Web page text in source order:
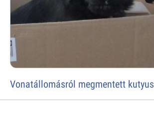
Vonatállomásról megmentett kutyus